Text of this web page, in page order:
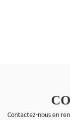
Contactez-nous en